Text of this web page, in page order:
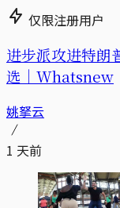
仅限注册用户
进步派攻进特朗
选｜Whatsnew
姚拏云
1 天前